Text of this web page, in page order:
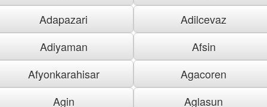
Adapazari
Adilcevaz
Adiyaman
Afsin
Afyonkarahisar
Agacoren
Agin
Aglasun